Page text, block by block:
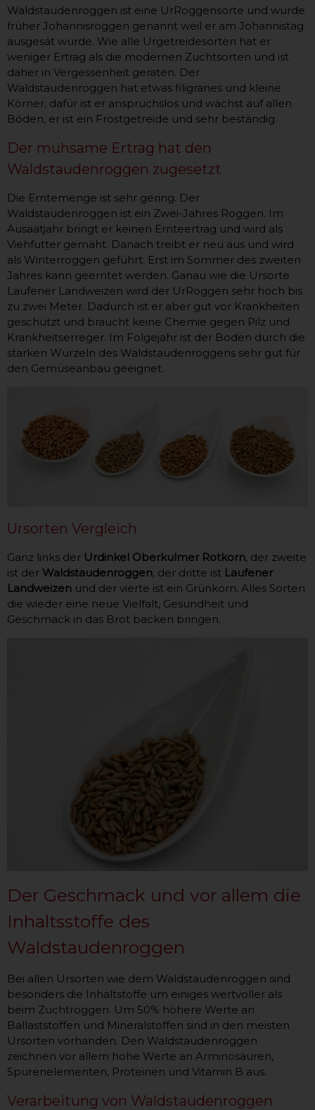
Waldstaudenroggen ist eine UrRoggensorte und wurde
früher Johannisroggen genannt weil er am Johannistag
ausgesät wurde. Wie alle Urgetreidesorten hat er
weniger Ertrag als die modernen Zuchtsorten und ist
daher in Vergessenheit geraten. Der
Waldstaudenroggen hat etwas filigranes und kleine
Körner, dafür ist er anspruchslos und wächst auf allen
Böden, er ist ein Frostgetreide und sehr beständig.
Der mühsame Ertrag hat den
Waldstaudenroggen zugesetzt
Die Erntemenge ist sehr gering. Der
Waldstaudenroggen ist ein Zwei-Jahres Roggen. Im
Ausaatjahr bringt er keinen Ernteertrag und wird als
Viehfutter gemäht. Danach treibt er neu aus und wird
als Winterroggen geführt. Erst im Sommer des zweiten
Jahres kann geerntet werden. Ganau wie die Ursorte
Laufener Landweizen wird der UrRoggen sehr hoch bis
zu zwei Meter. Dadurch ist er aber gut vor Krankheiten
geschützt und braucht keine Chemie gegen Pilz und
Krankheitserreger. Im Folgejahr ist der Boden durch die
starken Wurzeln des Waldstaudenroggens sehr gut für
den Gemüseanbau geeignet.
Ursorten Vergleich
Ganz links der Urdinkel Oberkulmer Rotkorn, der zweite
ist der Waldstaudenroggen, der dritte ist Laufener
Landweizen und der vierte ist ein Grünkorn. Alles Sorten
die wieder eine neue Vielfalt, Gesundheit und
Geschmack in das Brot backen bringen.
Der Geschmack und vor allem die
Inhaltsstoffe des
Waldstaudenroggen
Bei allen Ursorten wie dem Waldstaudenroggen sind
besonders die Inhaltstoffe um einiges wertvoller als
beim Zuchtroggen. Um 50% höhere Werte an
Ballaststoffen und Mineralstoffen sind in den meisten
Ursorten vorhanden. Den Waldstaudenroggen
zeichnen vor allem hohe Werte an Arminosäuren,
Spurenelementen, Proteinen und Vitamin B aus.
Verarbeitung von Waldstaudenroggen